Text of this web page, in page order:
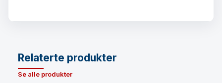
Relaterte produkter
Se alle produkter